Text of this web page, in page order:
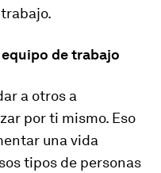
de trabajo
a otros a
por ti mismo. Eso
una vida
tipos de personas